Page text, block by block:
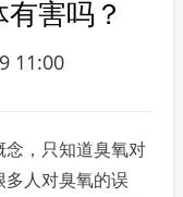
害吗？
11:00
，只知道臭氧对
多人对臭氧的误